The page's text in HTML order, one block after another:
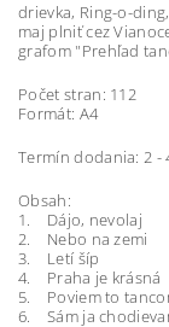
drievka, Ring-o-
maj plniť cez
grafom "Prehľad
Počet stran: 112
Formát: A4
Termín dodania: 2 -
Obsah:
1. Dájo, nevolaj
2. Nebo na zemi
3. Letí šíp
4. Praha je krásná
5. Poviem to
6. Sám ja